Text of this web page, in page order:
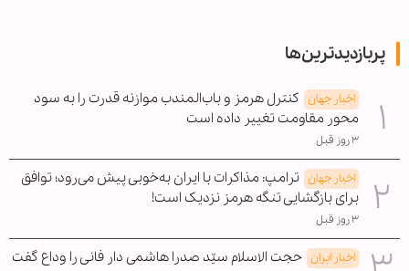
پربازدیدترین‌ها
اخبار جهان کنترل هرمز و باب‌المندب موازنه قدرت را به سود
محور مقاومت تغییر داده است
۳ روز قبل
اخبار جهان ترامپ: مذاکرات با ایران به‌خوبی پیش می‌رود؛ توافق
برای بازگشایی تنگه هرمز نزدیک است!
۳ روز قبل
اخبار ایران حجت الاسلام سیّد صدرا هاشمی دار فانی را وداع گفت